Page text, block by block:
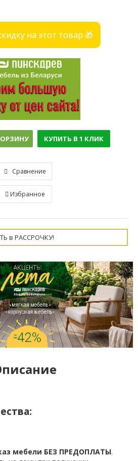
на этот товар 🎁
КУПИТЬ В 1 КЛИК
Сравнение
Избранное
в РАССРОЧКУ!
мебели БЕЗ ПРЕДОПЛАТЫ.